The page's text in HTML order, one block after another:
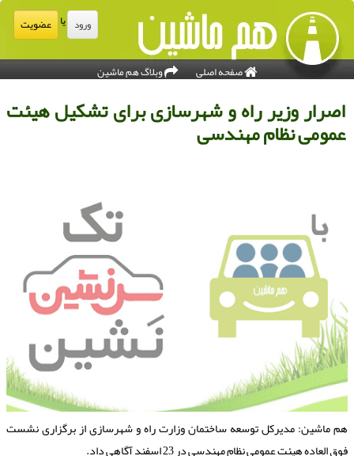
ورود عضویت
صفحه اصلی وبلاگ هم ماشین
اصرار وزیر راه و شهرسازی برای تشکیل هیئت
عمومی نظام مهندسی
ماشین: مدیرکل توسعه ساختمان وزارت راه و شهرسازی از برگزاری نشست
العاده هیئت عمومی نظام مهندسی در 23 اسفند آگاهی داد.